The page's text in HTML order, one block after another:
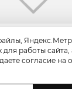
Красота
работы
согласие на